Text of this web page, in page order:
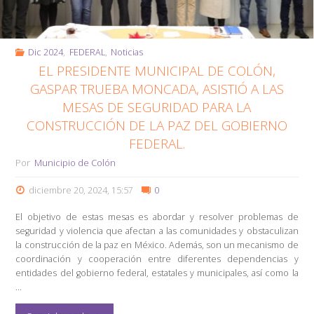
Dic 2024, FEDERAL, Noticias
EL PRESIDENTE MUNICIPAL DE COLÓN,
GASPAR TRUEBA MONCADA, ASISTIÓ A LAS
MESAS DE SEGURIDAD PARA LA
CONSTRUCCIÓN DE LA PAZ DEL GOBIERNO
FEDERAL.
Por Municipio de Colón
diciembre 20, 2024, 15:57 0
El objetivo de estas mesas es abordar y resolver problemas de
seguridad y violencia que afectan a las comunidades y obstaculizan
la construcción de la paz en México. Además, son un mecanismo de
coordinación y cooperación entre diferentes dependencias y
entidades del gobierno federal, estatales y municipales, así como la
…